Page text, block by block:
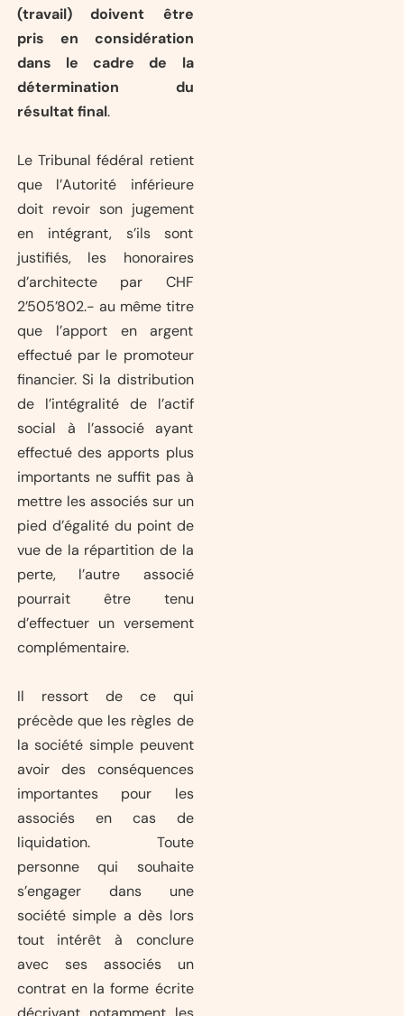
(travail) doivent être
pris en considération
dans le cadre de la
détermination du
résultat final.
Le Tribunal fédéral retient
que l’Autorité inférieure
doit revoir son jugement
en intégrant, s’ils sont
justifiés, les honoraires
d’architecte par CHF
2’505’802.- au même titre
que l’apport en argent
effectué par le promoteur
financier. Si la distribution
de l’intégralité de l’actif
social à l’associé ayant
effectué des apports plus
importants ne suffit pas à
mettre les associés sur un
pied d’égalité du point de
vue de la répartition de la
perte, l’autre associé
pourrait être tenu
d’effectuer un versement
complémentaire.
Il ressort de ce qui
précède que les règles de
la société simple peuvent
avoir des conséquences
importantes pour les
associés en cas de
liquidation. Toute
personne qui souhaite
s’engager dans une
société simple a dès lors
tout intérêt à conclure
avec ses associés un
contrat en la forme écrite